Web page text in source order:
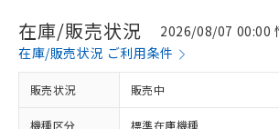
在庫/販売状況
2026/08/07 00:00
在庫/販売状況 ご利用条件
販売状況 販売中
機種区分 標準在庫機種